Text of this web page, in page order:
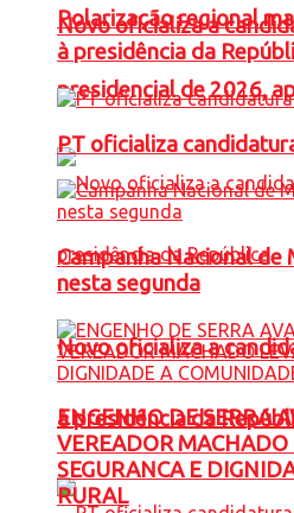
Polarização regional
presidencial de 2026,
Novo oficializa a
à presidência da
Novo oficializa a
à presidência da
PT oficializa
Campanha Nacional de
nesta segunda
ENGENHO DE SERRA
VEREADOR MACHADO
SEGURANCA E
RURAL